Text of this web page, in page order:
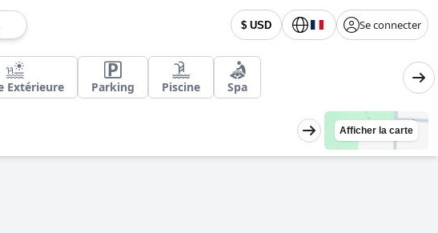
$ USD Se connecter
Extérieure Parking Piscine Spa
Afficher la carte